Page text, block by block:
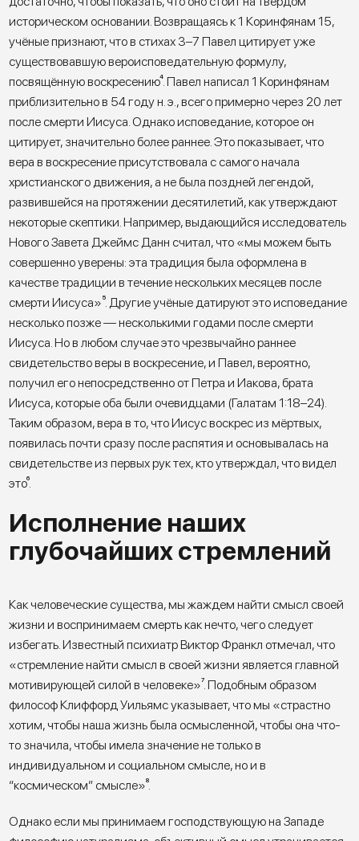
историческом основании. Возвращаясь к 1 Коринфянам 15,
учёные признают, что в стихах 3–7 Павел цитирует уже
существовавшую вероисповедательную формулу,
посвящённую воскресению⁴. Павел написал 1 Коринфянам
приблизительно в 54 году н. э., всего примерно через 20 лет
после смерти Иисуса. Однако исповедание, которое он
цитирует, значительно более раннее. Это показывает, что
вера в воскресение присутствовала с самого начала
христианского движения, а не была поздней легендой,
развившейся на протяжении десятилетий, как утверждают
некоторые скептики. Например, выдающийся исследователь
Нового Завета Джеймс Данн считал, что «мы можем быть
совершенно уверены: эта традиция была оформлена в
качестве традиции в течение нескольких месяцев после
смерти Иисуса»⁵. Другие учёные датируют это исповедание
несколько позже — несколькими годами после смерти
Иисуса. Но в любом случае это чрезвычайно раннее
свидетельство веры в воскресение, и Павел, вероятно,
получил его непосредственно от Петра и Иакова, брата
Иисуса, которые оба были очевидцами (Галатам 1:18–24).
Таким образом, вера в то, что Иисус воскрес из мёртвых,
появилась почти сразу после распятия и основывалась на
свидетельстве из первых рук тех, кто утверждал, что видел
это⁶.
Исполнение наших
глубочайших стремлений
Как человеческие существа, мы жаждем найти смысл своей
жизни и воспринимаем смерть как нечто, чего следует
избегать. Известный психиатр Виктор Франкл отмечал, что
«стремление найти смысл в своей жизни является главной
мотивирующей силой в человеке»⁷. Подобным образом
философ Клиффорд Уильямс указывает, что мы «страстно
хотим, чтобы наша жизнь была осмысленной, чтобы она что-
то значила, чтобы имела значение не только в
индивидуальном и социальном смысле, но и в
“космическом” смысле»⁸.
Однако если мы принимаем господствующую на Западе